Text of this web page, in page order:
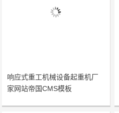
响应式重工机械设备起重机厂
家网站帝国CMS模板